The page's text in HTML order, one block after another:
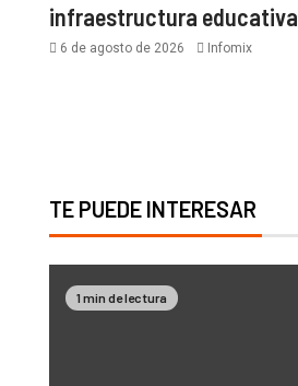
infraestructura educativa
6 de agosto de 2026 Infomix
TE PUEDE INTERESAR
1 min de lectura